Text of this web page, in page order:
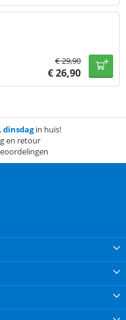
€29,90
€26,90
dinsdagin huis!
en retour